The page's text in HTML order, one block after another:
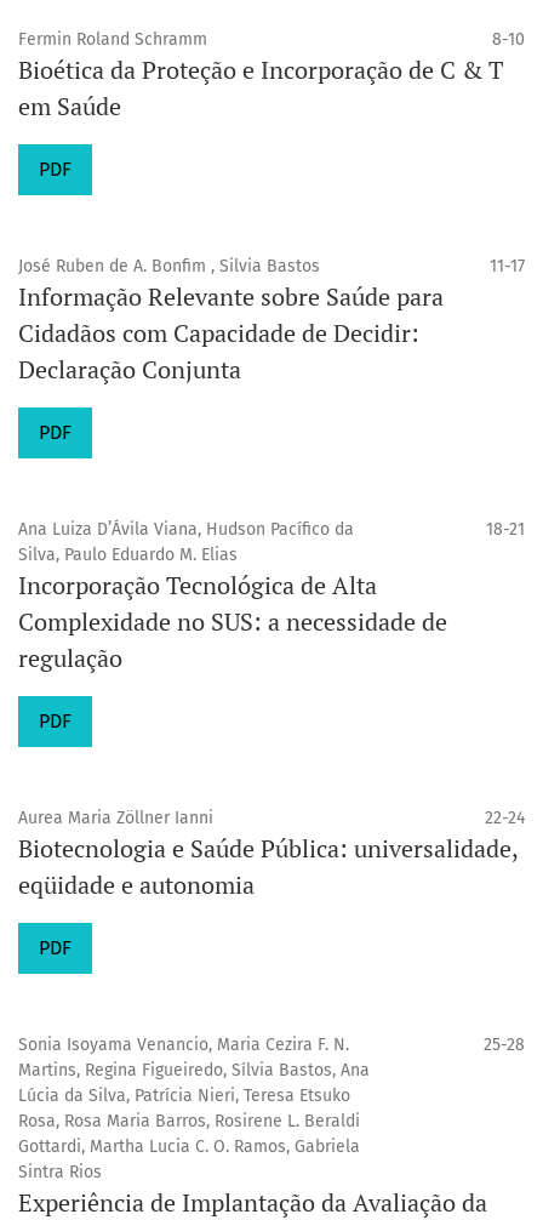
Fermin Roland Schramm 8-10
Bioética da Proteção e Incorporação de C & T
em Saúde
PDF
José Ruben de A. Bonfim , Silvia Bastos 11-17
Informação Relevante sobre Saúde para
Cidadãos com Capacidade de Decidir:
Declaração Conjunta
PDF
Ana Luiza D’Ávila Viana, Hudson Pacífico da
Silva, Paulo Eduardo M. Elias
18-21
Incorporação Tecnológica de Alta
Complexidade no SUS: a necessidade de
regulação
PDF
Aurea Maria Zöllner Ianni 22-24
Biotecnologia e Saúde Pública: universalidade,
eqüidade e autonomia
PDF
Sonia Isoyama Venancio, Maria Cezira F. N.
Martins, Regina Figueiredo, Sílvia Bastos, Ana
Lúcia da Silva, Patrícia Nieri, Teresa Etsuko
Rosa, Rosa Maria Barros, Rosirene L. Beraldi
Gottardi, Martha Lucia C. O. Ramos, Gabriela
Sintra Rios
25-28
Experiência de Implantação da Avaliação da